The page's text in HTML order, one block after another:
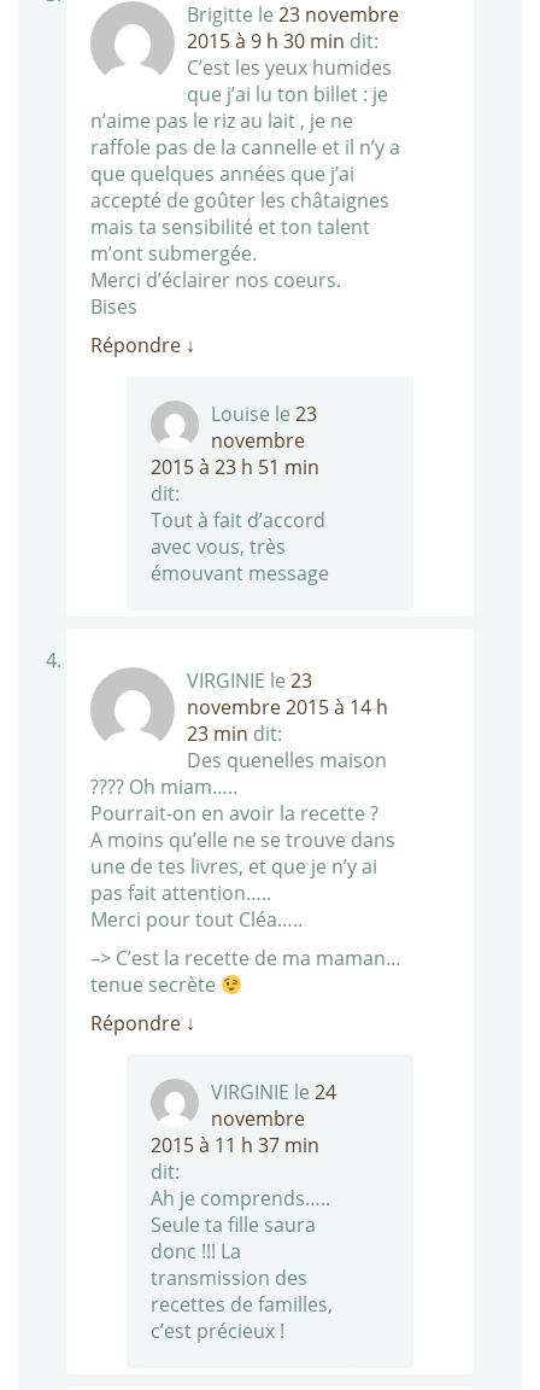
Brigitte le 23 novembre
2015 à 9 h 30 min dit:
C’est les yeux humides
que j’ai lu ton billet : je
n’aime pas le riz au lait , je ne
raffole pas de la cannelle et il n’y a
que quelques années que j’ai
accepté de goûter les châtaignes
mais ta sensibilité et ton talent
m’ont submergée.
Merci d’éclairer nos coeurs.
Bises
Répondre ↓
Louise le 23
novembre
2015 à 23 h 51 min
dit:
Tout à fait d’accord
avec vous, très
émouvant message
VIRGINIE le 23
novembre 2015 à 14 h
23 min dit:
Des quenelles maison
???? Oh miam…..
Pourrait-on en avoir la recette ?
A moins qu’elle ne se trouve dans
une de tes livres, et que je n’y ai
pas fait attention…..
Merci pour tout Cléa…..
–> C’est la recette de ma maman…
tenue secrète
Répondre ↓
VIRGINIE le 24
novembre
2015 à 11 h 37 min
dit:
Ah je comprends…..
Seule ta fille saura
donc !!! La
transmission des
recettes de familles,
c’est précieux !